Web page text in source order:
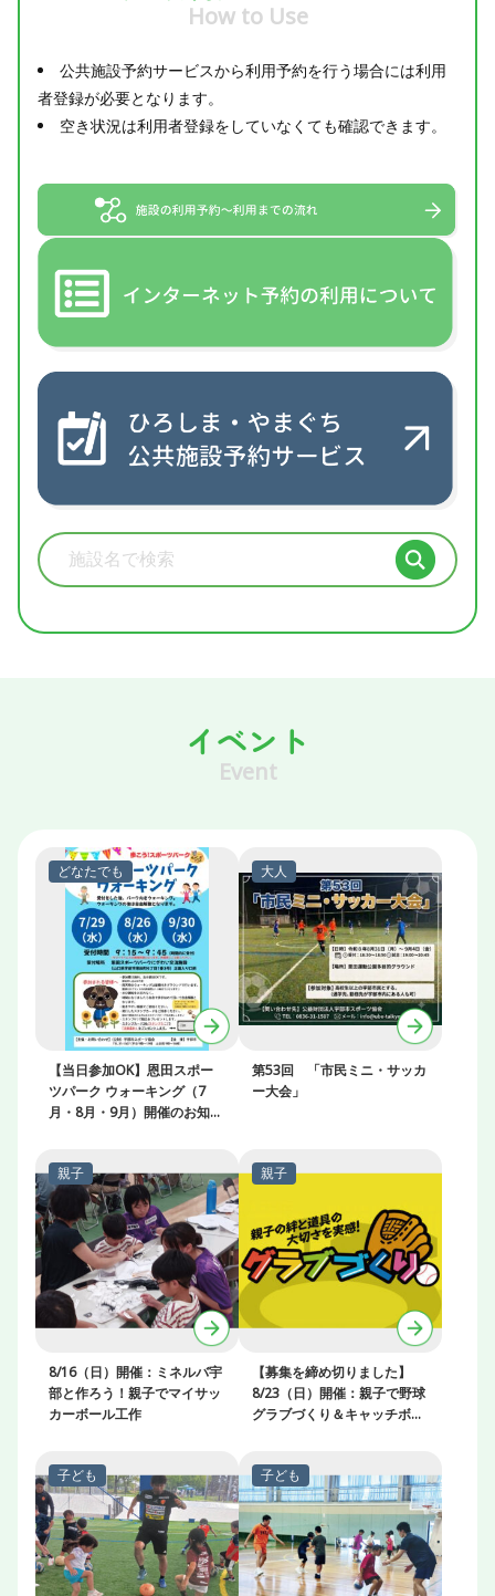
How to Use
公共施設予約サービスから利用予約を行う場合には利用
者登録が必要となります。
空き状況は利用者登録をしていなくても確認できます。
施設検索
イベント
Event
【当日参加OK】恩田スポー
ツパーク ウォーキング（7
月・8月・9月）開催のお知ら
第53回 「市民ミニ・サッカ
ー大会」
8/16（日）開催：ミネルバ宇
部と作ろう！親子でマイサッ
カーボール工作
【募集を締め切りました】
8/23（日）開催：親子で野球
グラブづくり＆キャッチボー